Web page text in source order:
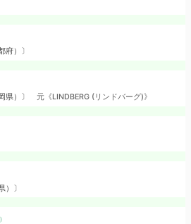
府）〕
県）〕 元《LINDBERG (リンドバーグ)》
）〕